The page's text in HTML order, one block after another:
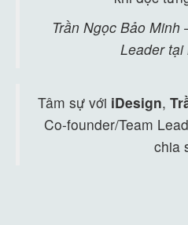
Trần Ngọc Bảo Minh
Leader tại
Tâm sự với iDesign,
Co-founder/Team
chia